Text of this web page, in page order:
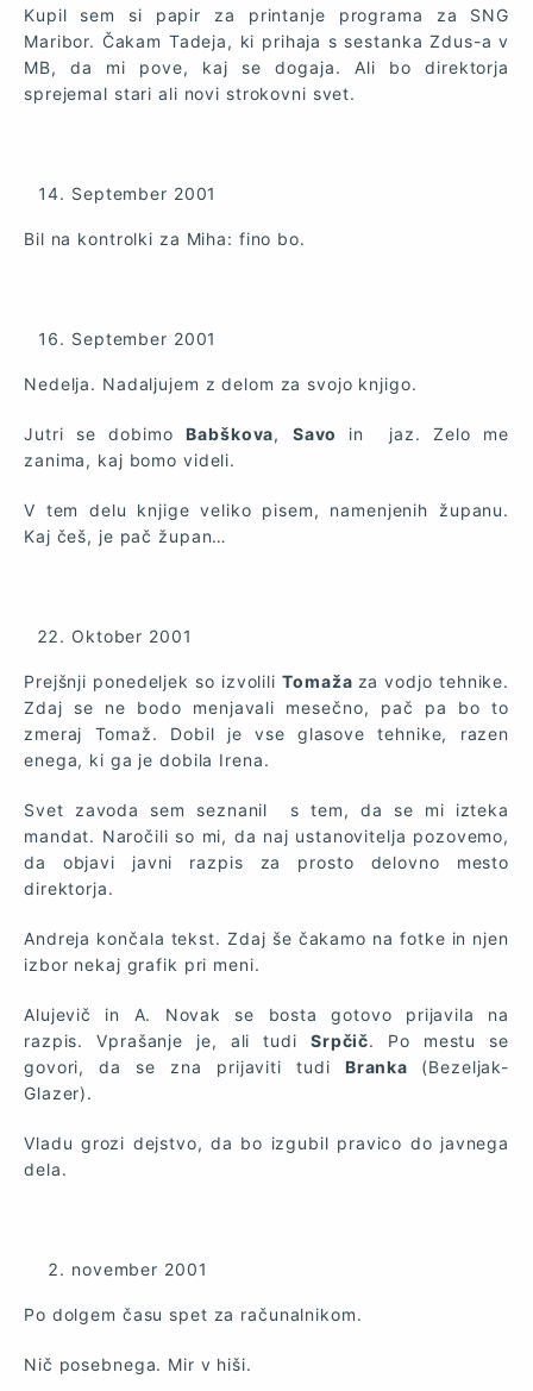
Kupil sem si papir za printanje programa za SNG
Maribor. Čakam Tadeja, ki prihaja s sestanka Zdus-a v
MB, da mi pove, kaj se dogaja. Ali bo direktorja
sprejemal stari ali novi strokovni svet.
September 2001
Bil na kontrolki za Miha: fino bo.
September 2001
Nedelja. Nadaljujem z delom za svojo knjigo.
Jutri se dobimoBabškova, Savo in jaz. Zelo me
zanima, kaj bomo videli.
V tem delu knjige veliko pisem, namenjenih županu.
Kaj češ, je pač župan…
Oktober 2001
Prejšnji ponedeljek so izvoliliTomaža za vodjo tehnike.
Zdaj se ne bodo menjavali mesečno, pač pa bo to
zmeraj Tomaž. Dobil je vse glasove tehnike, razen
enega, ki ga je dobila Irena.
Svet zavoda sem seznanil s tem, da se mi izteka
mandat. Naročili so mi, da naj ustanovitelja pozovemo,
da objavi javni razpis za prosto delovno mesto
direktorja.
Andreja končala tekst. Zdaj še čakamo na fotke in njen
izbor nekaj grafik pri meni.
Alujevič in A. Novak se bosta gotovo prijavila na
razpis. Vprašanje je, ali tudi Srpčič. Po mestu se
govori, da se zna prijaviti tudi Branka (Bezeljak-
Glazer).
Vladu grozi dejstvo, da bo izgubil pravico do javnega
dela.
november 2001
Po dolgem času spet za računalnikom.
Nič posebnega. Mir v hiši.